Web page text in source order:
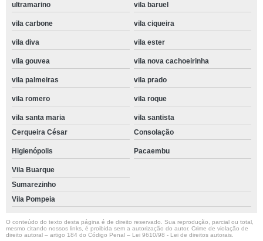
ultramarino vila baruel
vila carbone vila ciqueira
vila diva vila ester
vila gouvea vila nova cachoeirinha
vila palmeiras vila prado
vila romero vila roque
vila santa maria
vila santista
Cerqueira César
Consolação
Higienópolis Pacaembu
Vila Buarque
Sumarezinho
Vila Pompeia
O conteúdo do texto desta página é de direito reservado. Sua reprodução, parcial ou total,
mesmo citando nossos links, é proibida sem a autorização do autor. Crime de violação de
direito autoral – artigo 184 do Código Penal – Lei 9610/98 - Lei de direitos autorais